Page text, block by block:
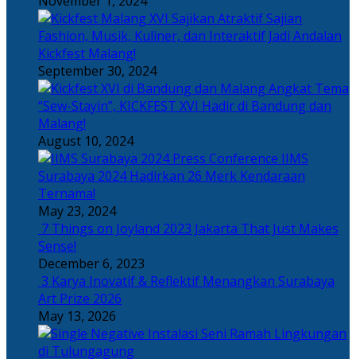
Sajian
Fashion, Musik, Kuliner, dan Interaktif Jadi Andalan
Kickfest Malang!
September 30, 2024
Angkat Tema
“Sew-Stayin”, KICKFEST XVI Hadir di Bandung dan
Malang!
August 10, 2024
IIMS
Surabaya 2024 Hadirkan 26 Merk Kendaraan
Ternama!
May 23, 2024
7 Things on Joyland 2023 Jakarta That Just Makes
Sense!
December 6, 2023
3 Karya Inovatif & Reflektif Menangkan Surabaya
Art Prize 2026
May 13, 2026